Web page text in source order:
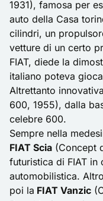
1931), famosa per
auto della Casa
cilindri, un
vetture di un certo
FIAT, diede la
italiano poteva
Altrettanto
600, 1955), dalla
celebre 600.
Sempre nella
FIAT Scia (Concept
futuristica di FIAT in
automobilistica.
poi la FIAT Vanzic